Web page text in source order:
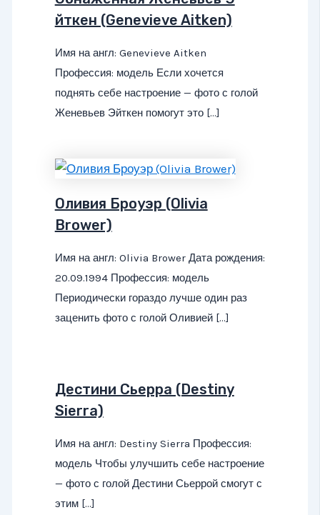
йткен (Genevieve Aitken)
Имя на англ: Genevieve Aitken
Профессия: модель Если хочется
поднять себе настроение — фото с голой
Женевьев Эйткен помогут это […]
Оливия Броуэр (Olivia
Brower)
Имя на англ: Olivia Brower Дата рождения:
20.09.1994 Профессия: модель
Периодически гораздо лучше один раз
заценить фото с голой Оливией […]
Дестини Сьерра (Destiny
Sierra)
Имя на англ: Destiny Sierra Профессия:
модель Чтобы улучшить себе настроение
— фото с голой Дестини Сьеррой смогут с
этим […]